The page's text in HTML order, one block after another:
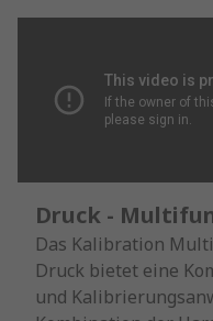
Druck -
Das Kalibration
Druck bietet eine
und